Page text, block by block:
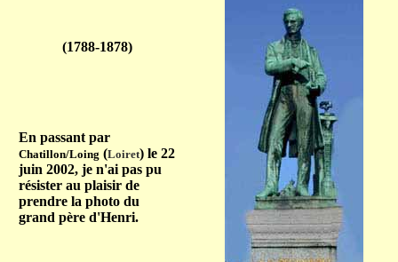
(1788-1878)
En passant par
Chatillon/Loing (Loiret) le 22
juin 2002, je n'ai pas pu
résister au plaisir de
prendre la photo du
grand père d'Henri.